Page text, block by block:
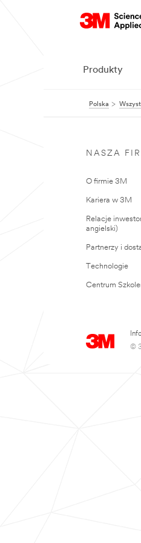
Produkty
Polska
NASZA
O firmie 3M
Kariera w 3M
Relacje
angielski)
Partnerzy i
Technologie
Centrum
©